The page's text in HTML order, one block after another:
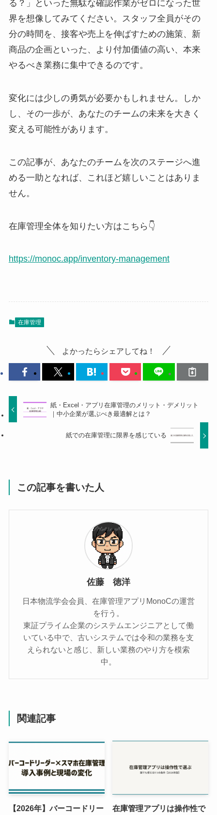
る？」といった無駄な確認作業がゼロになった世
界を想像してみてください。スタッフ全員がその
分の時間を、接客や売上を伸ばすための施策、新
商品の企画といった、より付加価値の高い、本来
やるべき業務に集中できるのです。
変化には少しの勇気が必要かもしれません。しか
し、その一歩が、あなたのチームの未来を大きく
変える可能性があります。
この記事が、あなたのチームを次のステージへ進
める一助となれば、これほど嬉しいことはありま
せん。
在庫管理全体を知りたい方はこちら👇
https://monoc.app/inventory-management
在庫管理
よかったらシェアしてね！
紙・Excel・アプリ在庫管理のメリット・デメリット
｜中小企業が選ぶべき最適解とは？
紙での在庫管理に限界を感じている
この記事を書いた人
佐藤 徳洋
日本物流学会会員、在庫管理アプリMonoCの運営
を行う。
東証プライム企業のシステムエンジニアとして働
いている中で、古いシステムでは令和の業務を支
えられないと感じ、新しい業務のやり方を模索
中。
関連記事
【2026年】バーコードリー 在庫管理アプリは操作性で